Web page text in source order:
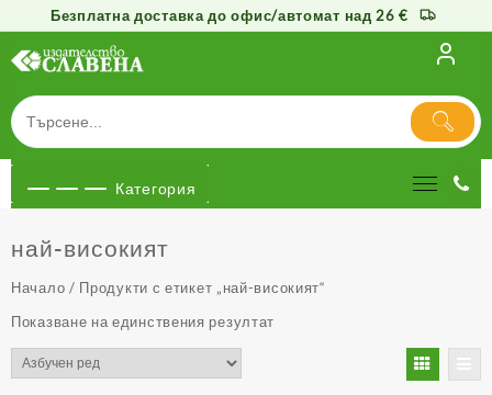
Безплатна доставка до офис/автомат над 26 €
съдържанието
Категория
най-високият
Начало / Продукти с етикет „най-високият“
Показване на единствения резултат